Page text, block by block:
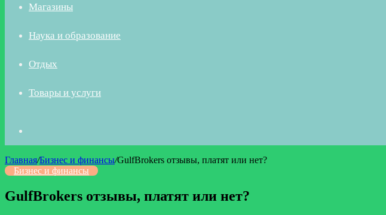
Магазины
Наука и образование
Отдых
Товары и услуги
Главная/Бизнес и финансы/GulfBrokers отзывы, платят или нет?
Бизнес и финансы
GulfBrokers отзывы, платят или нет?